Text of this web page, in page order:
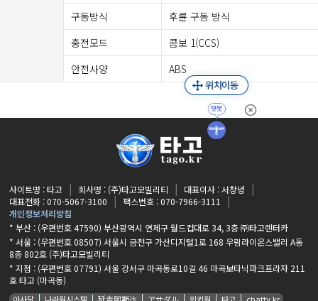
구동방식
후륜 구동 방식
충전모드
콤보 1(CCS)
안전사양
ABS
사이트명 : 타고 회사명 : (주)타고모빌리티
대표이사 : 서창녕
대표전화 : 070-5067-3100
팩스번호 : 070-7966-3111
개인정보처리방침
* 부산 : (우편번호 47590) 부산광역시 연제구 월드컵대로 34, 3층 ㈜타고렌터카
* 서울 : (우편번호 08507) 서울시 금천구 가산디지털1로 168 우림라이온스밸리 A동
8층 802호 (주)타고모빌리티
* 지점 : (우편번호 07791) 서울 강서구 마곡동로10길 46 마곡보타닉파크프라자 211
호 타고 (마곡동)